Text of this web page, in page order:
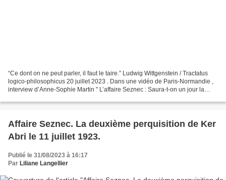
“Ce dont on ne peut parler, il faut le taire.” Ludwig Wittgenstein / Tractatus
logico-philosophicus 20 juillet 2023 . Dans une vidéo de Paris-Normandie ,
interview d’Anne-Sophie Martin " L’affaire Seznec : Saura-t-on un jour la
Affaire Seznec. La deuxième perquisition de Ker
Abri le 11 juillet 1923.
Publié le 31/08/2023 à 16:17
Par Liliane Langellier